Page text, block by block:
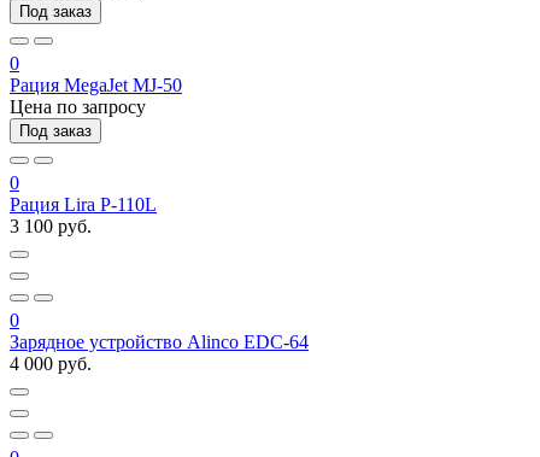
Под заказ
0
Рация MegaJet MJ-50
Цена по запросу
Под заказ
0
Рация Lira P-110L
3 100 руб.
0
Зарядное устройство Alinco EDC-64
4 000 руб.